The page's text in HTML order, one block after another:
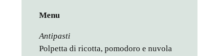
Menu
Antipasti
Polpetta di ricotta, pomodoro e nuvola